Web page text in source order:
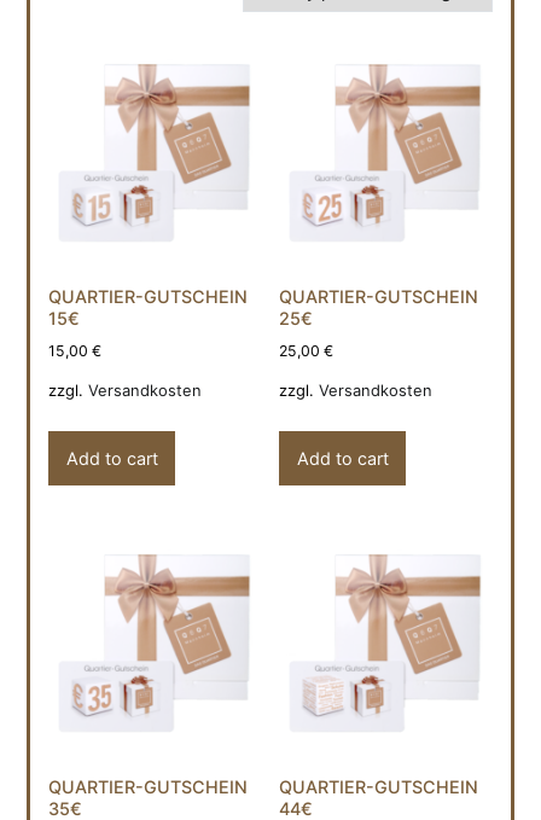
QUARTIER-GUTSCHEIN
15€
15,00€
zzgl.Versandkosten
Add to cart
QUARTIER-GUTSCHEIN
25€
25,00€
zzgl.Versandkosten
Add to cart
QUARTIER-GUTSCHEIN
35€
QUARTIER-GUTSCHEIN
44€